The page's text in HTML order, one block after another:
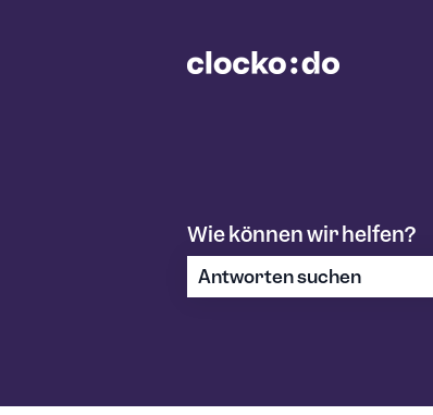
Wie können wir helfen?